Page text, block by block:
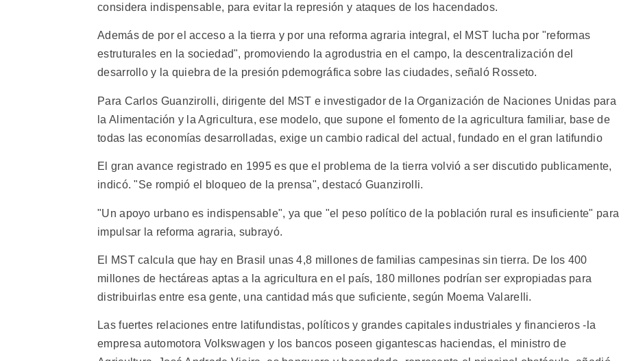
considera indispensable, para evitar la represión y ataques de los hacendados.
Además de por el acceso a la tierra y por una reforma agraria integral, el MST lucha por "reformas
estruturales en la sociedad", promoviendo la agrodustria en el campo, la descentralización del
desarrollo y la quiebra de la presión pdemográfica sobre las ciudades, señaló Rosseto.
Para Carlos Guanzirolli, dirigente del MST e investigador de la Organización de Naciones Unidas para
la Alimentación y la Agricultura, ese modelo, que supone el fomento de la agricultura familiar, base de
todas las economías desarrolladas, exige un cambio radical del actual, fundado en el gran latifundio
El gran avance registrado en 1995 es que el problema de la tierra volvió a ser discutido publicamente,
indicó. "Se rompió el bloqueo de la prensa", destacó Guanzirolli.
"Un apoyo urbano es indispensable", ya que "el peso político de la población rural es insuficiente" para
impulsar la reforma agraria, subrayó.
El MST calcula que hay en Brasil unas 4,8 millones de familias campesinas sin tierra. De los 400
millones de hectáreas aptas a la agricultura en el país, 180 millones podrían ser expropiadas para
distribuirlas entre esa gente, una cantidad más que suficiente, según Moema Valarelli.
Las fuertes relaciones entre latifundistas, políticos y grandes capitales industriales y financieros -la
empresa automotora Volkswagen y los bancos poseen gigantescas haciendas, el ministro de